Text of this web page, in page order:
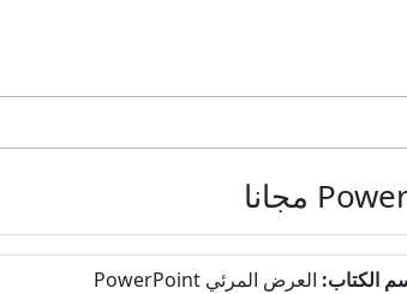
الكتاب: العرض المرئي PowerPoint